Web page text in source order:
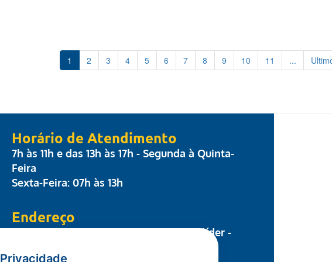
1 2 3 4 5 6 7 8 9 10 11 ...
Horário de Atendimento
7h às 11h e das 13h às 17h - Segunda à Quinta-
Feira
Sexta-Feira: 07h às 13h
Endereço
Travessa dos Parecis, nº 17 - Centro Colíder -
Privacidade